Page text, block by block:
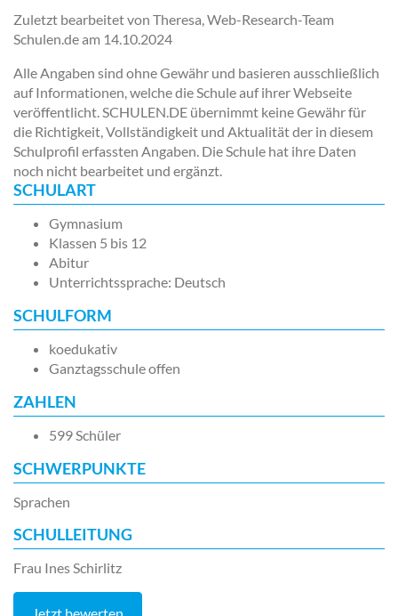
Zuletzt bearbeitet von Theresa, Web-Research-Team
Schulen.de am 14.10.2024
Alle Angaben sind ohne Gewähr und basieren ausschließlich
auf Informationen, welche die Schule auf ihrer Webseite
veröffentlicht. SCHULEN.DE übernimmt keine Gewähr für
die Richtigkeit, Vollständigkeit und Aktualität der in diesem
Schulprofil erfassten Angaben. Die Schule hat ihre Daten
noch nicht bearbeitet und ergänzt.
SCHULART
Gymnasium
Klassen 5 bis 12
Abitur
Unterrichtssprache: Deutsch
SCHULFORM
koedukativ
Ganztagsschule offen
ZAHLEN
599 Schüler
SCHWERPUNKTE
Sprachen
SCHULLEITUNG
Frau Ines Schirlitz